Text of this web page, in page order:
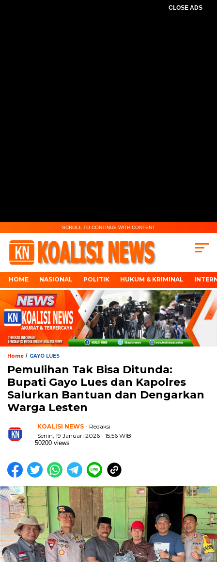
CLOSE ADS
SCROLL TO CONTINUE WITH CONTENT
HOME NASIONAL POLITIK HUKUM & KRIMINAL
Home / GAYO LUES
Pemulihan Tak Bisa Ditunda:
Bupati Gayo Lues dan Kapolres
Salurkan Bantuan dan Dengarkan
Warga Lesten
KOALISI NEWS - Redaksi
Senin, 19 Januari 2026 - 15:56 WIB
50200 views